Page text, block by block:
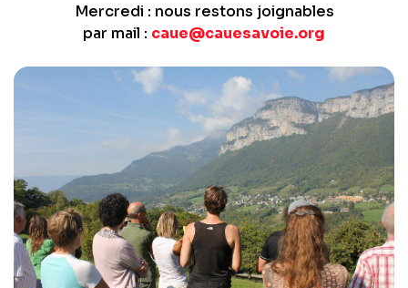
Mercredi : nous restons joignables
par mail : caue@cauesavoie.org